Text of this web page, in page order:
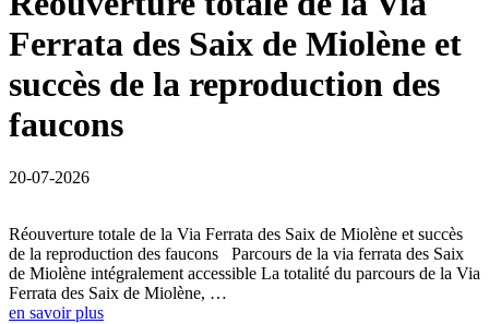
Ferrata des Saix de Miolène et
succès de la reproduction des
faucons
20-07-2026
Réouverture totale de la Via Ferrata des Saix de Miolène et succès
de la reproduction des faucons Parcours de la via ferrata des Saix
de Miolène intégralement accessible La totalité du parcours de la Via
Ferrata des Saix de Miolène, …
en savoir plus